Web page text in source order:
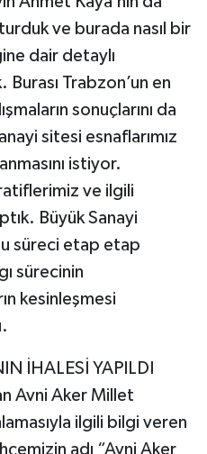
ve burada nasıl bir
dair detaylı
Trabzon’un en
sonuçlarını da
sitesi esnaflarımız
istiyor.
ve ilgili
Büyük Sanayi
süreci etap etap
sürecinin
kesinleşmesi
İHALESİ YAPILDI
Avni Aker Millet
ilgili bilgi veren
adı “Avni Aker